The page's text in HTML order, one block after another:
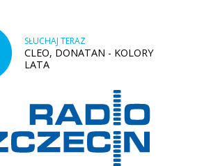
SŁUCHAJ TERAZ
CLEO, DONATAN - KOLORY
LATA